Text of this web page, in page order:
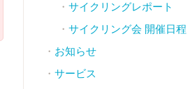
サイクリングレポート
サイクリング会 開催日程
お知らせ
サービス